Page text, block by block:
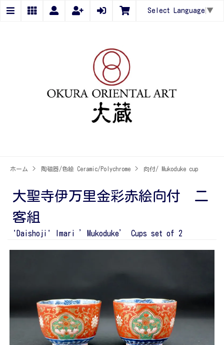
Select Language ▼
ホーム > 陶磁器/色絵 Ceramic/Polychrome > 向付/ Mukoduke cup
大聖寺伊万里金彩赤絵向付 二
客組
'Daishoji' Imari ’Mukoduke’ Cups set of 2